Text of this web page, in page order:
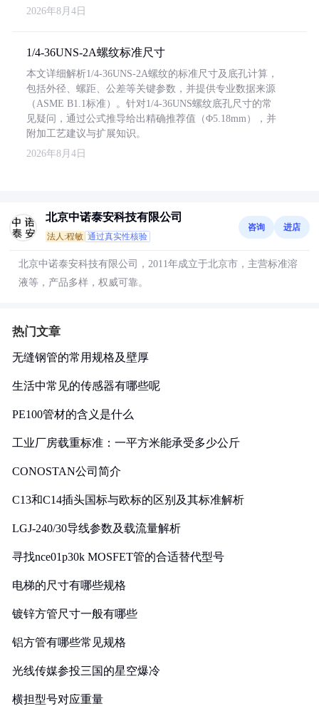
2026年8月4日
1/4-36UNS-2A螺纹标准尺寸
本文详细解析1/4-36UNS-2A螺纹的标准尺寸及底孔计算，
包括外径、螺距、公差等关键参数，并提供专业数据来源
（ASME B1.1标准）。针对1/4-36UNS螺纹底孔尺寸的常
见疑问，通过公式推导给出精确推荐值（Φ5.18mm），并
附加工艺建议与扩展知识。
2026年8月4日
北京中诺泰安科技有限公司
法人:程敏 通过真实性核验
咨询 进店
北京中诺泰安科技有限公司，2011年成立于北京市，主营标准溶
液等，产品多样，权威可靠。
热门文章
无缝钢管的常用规格及壁厚
生活中常见的传感器有哪些呢
PE100管材的含义是什么
工业厂房载重标准：一平方米能承受多少公斤
CONOSTAN公司简介
C13和C14插头国标与欧标的区别及其标准解析
LGJ-240/30导线参数及载流量解析
寻找nce01p30k MOSFET管的合适替代型号
电梯的尺寸有哪些规格
镀锌方管尺寸一般有哪些
铝方管有哪些常见规格
光线传媒参投三国的星空爆冷
横担型号对应重量